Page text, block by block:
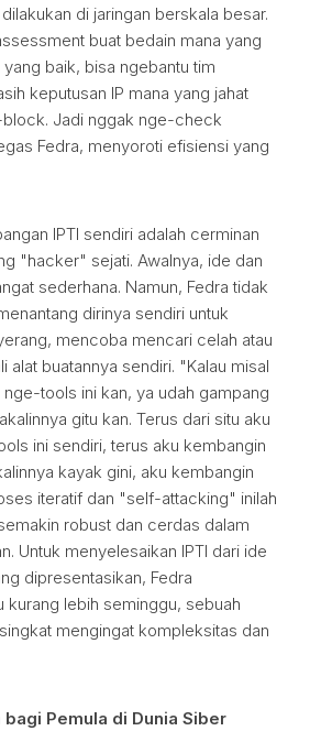
di jaringan berskala besar.
buat bedain mana yang
baik, bisa ngebantu tim
keputusan IP mana yang jahat
Jadi nggak nge-check
Fedra, menyoroti efisiensi yang
IPTI sendiri adalah cerminan
"hacker" sejati. Awalnya, ide dan
sederhana. Namun, Fedra tidak
dirinya sendiri untuk
mencoba mencari celah atau
alat buatannya sendiri. "Kalau misal
tools ini kan, ya udah gampang
gitu kan. Terus dari situ aku
ini sendiri, terus aku kembangin
kayak gini, aku kembangin
iteratif dan "self-attacking" inilah
robust dan cerdas dalam
Untuk menyelesaikan IPTI dari ide
dipresentasikan, Fedra
kurang lebih seminggu, sebuah
mengingat kompleksitas dan
Pemula di Dunia Siber